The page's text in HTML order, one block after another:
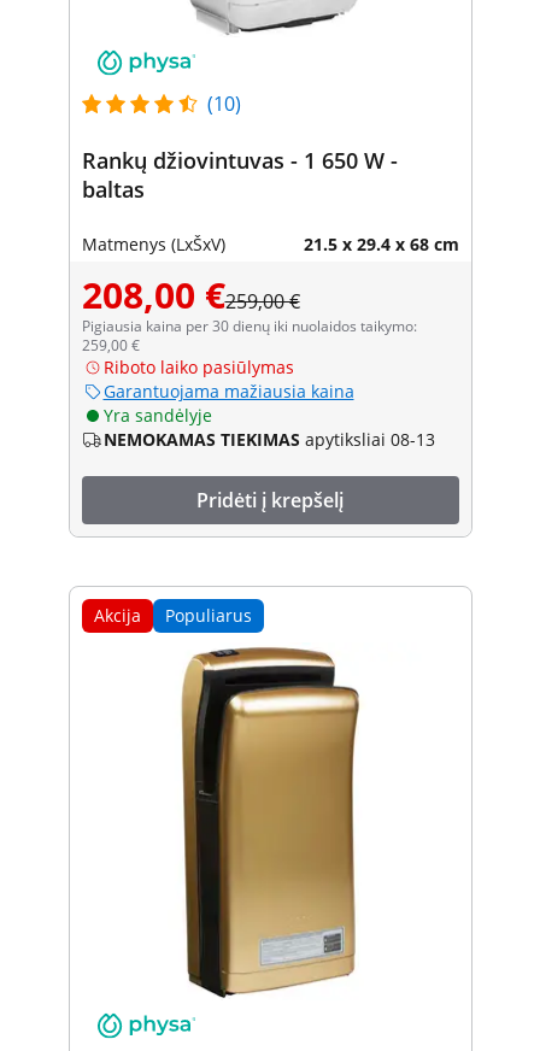
(10)
Rankų džiovintuvas - 1 650 W -
baltas
Matmenys (LxŠxV) 21.5 x 29.4 x 68 cm
208,00 €259,00 €
Pigiausia kaina per 30 dienų iki nuolaidos taikymo:
259,00 €
Riboto laiko pasiūlymas
Garantuojama mažiausia kaina
Yra sandėlyje
NEMOKAMAS TIEKIMAS apytiksliai 08-13
Pridėti į krepšelį
Akcija Populiarus